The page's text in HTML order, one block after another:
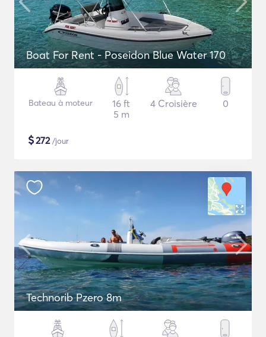
Boat For Rent - Poseidon Blue Water 170
Bateau à moteur
16 ft
5 m
4 Croisière 0
$272/jour
Technorib Pzero 8m